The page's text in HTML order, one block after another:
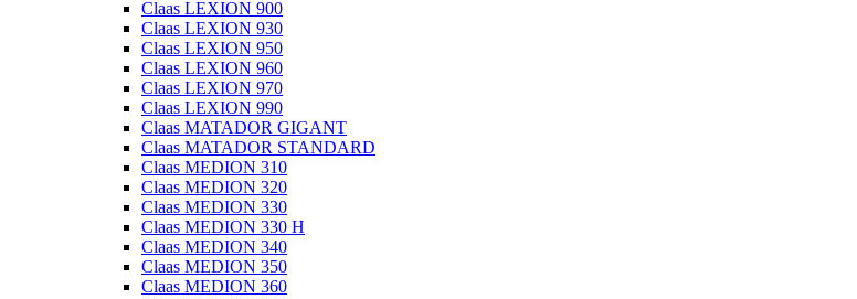
Claas LEXION 900
Claas LEXION 930
Claas LEXION 950
Claas LEXION 960
Claas LEXION 970
Claas LEXION 990
Claas MATADOR GIGANT
Claas MATADOR STANDARD
Claas MEDION 310
Claas MEDION 320
Claas MEDION 330
Claas MEDION 330 H
Claas MEDION 340
Claas MEDION 350
Claas MEDION 360